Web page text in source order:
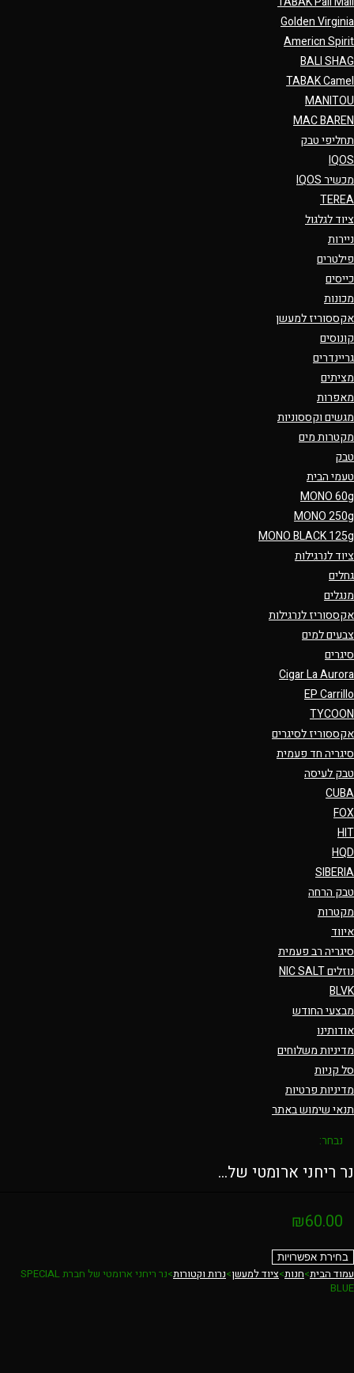
Golden Virginia
Americn Spirit
BALI SHAG
TABAK Camel
MANITOU
MAC BAREN
תחליפי טבק
IQOS
מכשיר IQOS
TEREA
ציוד לגלגול
ניירות
פילטרים
כייסים
מכונות
אקססוריז למעשן
קונוסים
גריינדרים
מציתים
מאפרות
מגשים וקססוניות
מקטרות מים
טבק
טעמי הבית
MONO 60g
MONO 250g
MONO BLACK 125g
ציוד לנרגילות
גחלים
מנגלים
אקססוריז לנרגילות
צבעים למים
סיגרים
Cigar La Aurora
EP Carrillo
TYCOON
אקססוריז לסיגרים
סיגריה חד פעמית
טבק לעיסה
CUBA
FOX
HIT
HQD
SIBERIA
טבק הרחה
מקטרות
איווד
סיגריה רב פעמית
נוזלים NIC SALT
BLVK
מבצעי החודש
אודותינו
מדיניות משלוחים
סל קניות
מדיניות פרטיות
תנאי שימוש באתר
נבחר:
נר ריחני ארומטי של…
₪60.00
בחירת אפשרויות
עמוד הבית>חנות>ציוד למעשן>נרות וקטורות>
נר ריחני ארומטי של חברת SPECIAL
BLUE